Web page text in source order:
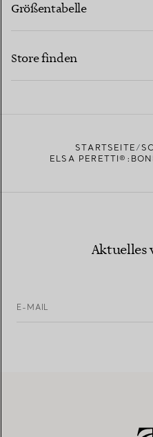
Größentabelle
Store finden
STARTSEITE
ELSA
Aktuelles
E-MAIL